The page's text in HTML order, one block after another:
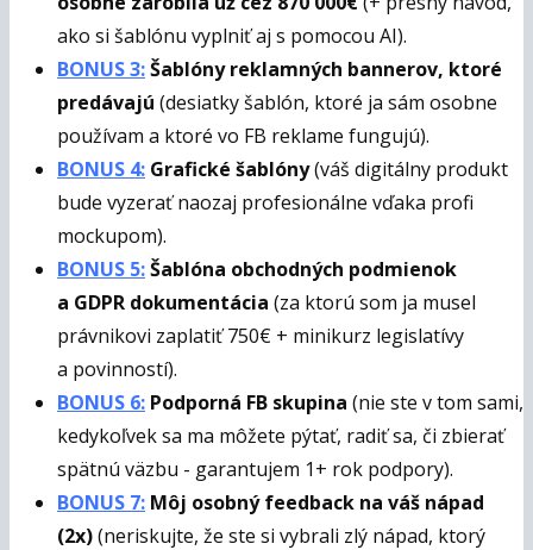
ako si šablónu vyplniť aj s pomocou AI).
BONUS 3:Šablóny reklamných bannerov, ktoré
predávajú (desiatky šablón, ktoré ja sám osobne
používam a ktoré vo FB reklame fungujú).
BONUS 4: Grafické šablóny(váš digitálny produkt
bude vyzerať naozaj profesionálne vďaka profi
mockupom).
BONUS 5:Šablóna obchodných podmienok
a GDPR dokumentácia (za ktorú som ja musel
právnikovi zaplatiť 750€ + minikurz legislatívy
a povinností).
BONUS 6: Podporná FB skupina (nie ste v tom sami,
kedykoľvek sa ma môžete pýtať, radiť sa, či zbierať
spätnú väzbu - garantujem 1+ rok podpory).
BONUS 7: Môj osobný feedback na váš nápad
(2x)(neriskujte, že ste si vybrali zlý nápad, ktorý